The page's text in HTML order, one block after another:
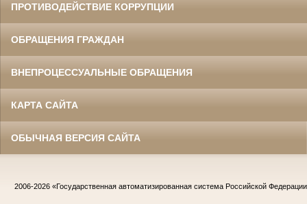
ПРОТИВОДЕЙСТВИЕ КОРРУПЦИИ
ОБРАЩЕНИЯ ГРАЖДАН
ВНЕПРОЦЕССУАЛЬНЫЕ ОБРАЩЕНИЯ
КАРТА САЙТА
ОБЫЧНАЯ ВЕРСИЯ САЙТА
2006-2026 «Государственная автоматизированная система Российской